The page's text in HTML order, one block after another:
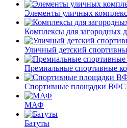
Элементы уличных
Комплексы для загородных
Уличный детский
Премиальные спортивные
Спортивные площадки
МАФ
Батуты